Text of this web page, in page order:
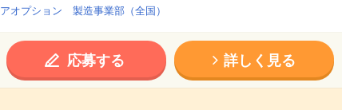
オプション 製造事業部（全国）
応募する 詳しく見る